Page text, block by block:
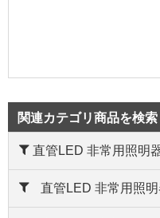
関連カテゴリ商品を検索
直管LED 非常用照明
直管LED 非常用照